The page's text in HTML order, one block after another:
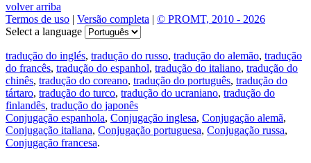
volver arriba
Termos de uso | Versão completa | © PROMT, 2010 - 2026
Select a language
tradução do inglés, tradução do russo, tradução do alemão, tradução
do francês, tradução do espanhol, tradução do italiano, tradução do
chinês, tradução do coreano, tradução do português, tradução do
tártaro, tradução do turco, tradução do ucraniano, tradução do
finlandês, tradução do japonês
Conjugação espanhola, Conjugação inglesa, Conjugação alemã,
Conjugação italiana, Conjugação portuguesa, Conjugação russa,
Conjugação francesa.